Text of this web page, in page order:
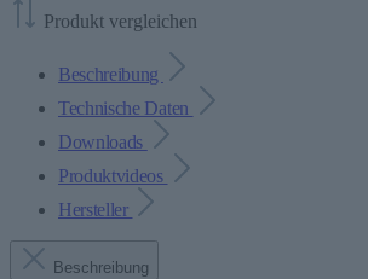
Produkt vergleichen
Beschreibung
Technische Daten
Downloads
Produktvideos
Hersteller
Beschreibung